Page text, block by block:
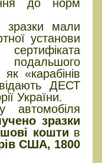
до норм
зразки мали
установи
«карабінів
ДЕСТ
України.
автомобіля
зразки
кошти в
США, 1800